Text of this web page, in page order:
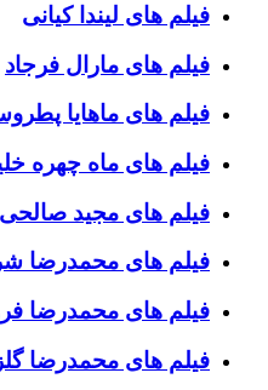
فیلم های لیندا کیانی
فیلم های مارال فرجاد
فیلم های ماهایا
فیلم های ماه چهره
فیلم های مجید صالحی
فیلم های محمدرضا
فیلم های محمدرضا
فیلم های محمدرضا